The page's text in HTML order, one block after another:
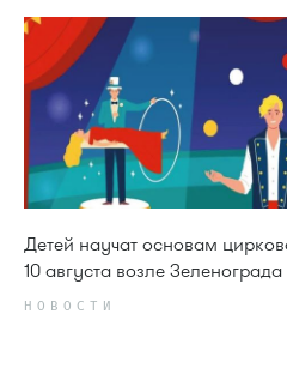
Детей научат основам
10 августа возле Зеленограда
НОВОСТИ